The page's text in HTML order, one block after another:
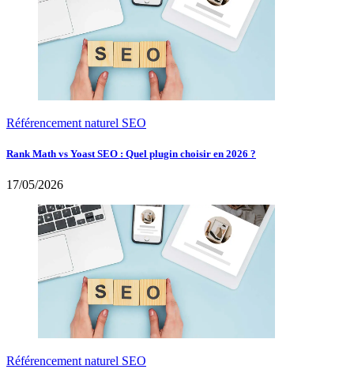
Référencement naturel SEO
Rank Math vs Yoast SEO : Quel plugin choisir en 2026 ?
17/05/2026
Référencement naturel SEO